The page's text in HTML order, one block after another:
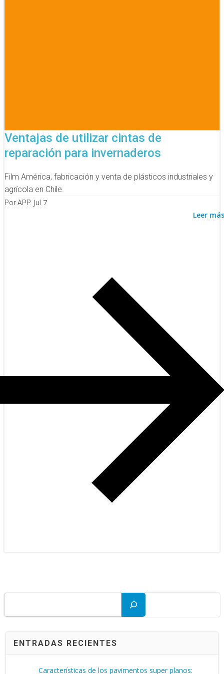
Ventajas de utilizar cintas de
reparación para invernaderos
Film América, fabricación y venta de plásticos industriales y
agrícola en Chile.
Por APP. Jul 7
Leer más
ENTRADAS RECIENTES
Características de los pavimentos super planos: